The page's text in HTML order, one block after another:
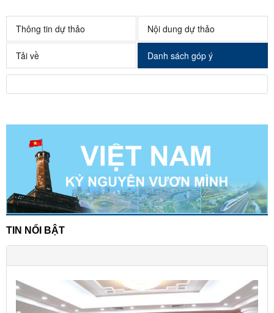
Thông tin dự thảo Nội dung dự thảo
Tải về Danh sách góp ý
TIN NỔI BẬT